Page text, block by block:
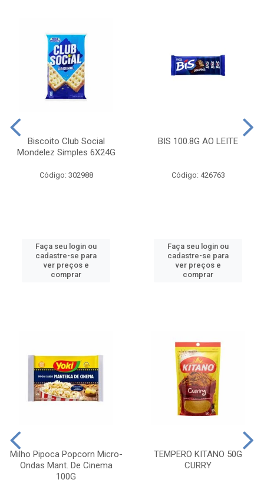
Biscoito Club Social
Mondelez Simples 6X24G
Código: 302988
Faça seu login ou
cadastre-se para
ver preços e
comprar
BIS 100.8G AO LEITE
Código: 426763
Faça seu login ou
cadastre-se para
ver preços e
comprar
Milho Pipoca Popcorn Micro-
Ondas Mant. De Cinema
100G
TEMPERO KITANO 50G
CURRY